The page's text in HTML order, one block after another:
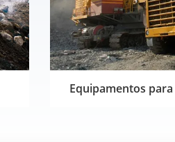
Equipamentos